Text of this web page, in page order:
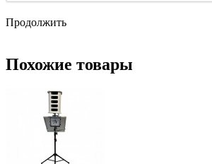
Продолжить
Похожие товары